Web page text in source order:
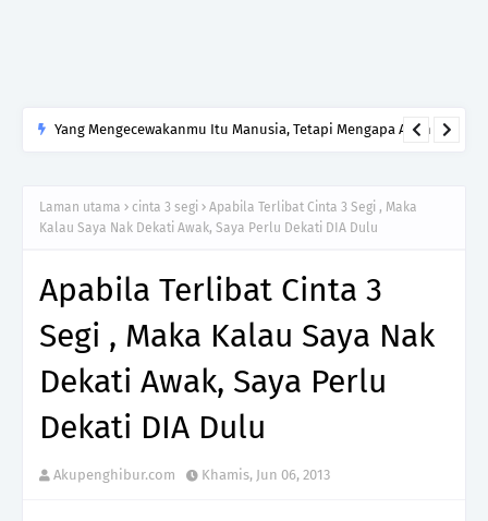
Yang Mengecewakanmu Itu Manusia, Tetapi Mengapa Allah
Laman utama cinta 3 segi
Apabila Terlibat Cinta 3 Segi , Maka
Kalau Saya Nak Dekati Awak, Saya Perlu Dekati DIA Dulu
Apabila Terlibat Cinta 3
Segi , Maka Kalau Saya Nak
Dekati Awak, Saya Perlu
Dekati DIA Dulu
Akupenghibur.com Khamis, Jun 06, 2013